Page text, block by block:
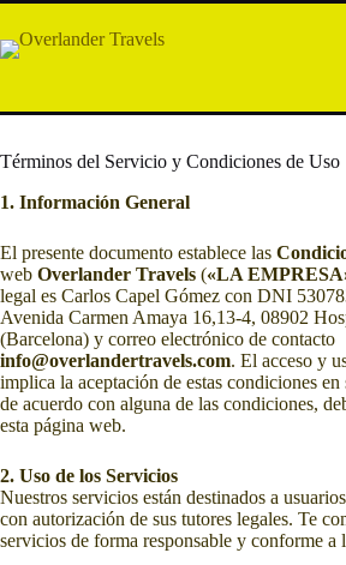
Saltar
contenido
Términos del Servicio y Condiciones de Uso
1. Información General
El presente documento establece las
web Overlander Travels («LA
legal es Carlos Capel Gómez con DNI
Avenida Carmen Amaya 16,13-4, 08902
(Barcelona) y correo electrónico de contacto
info@overlandertravels.com. El acceso y
implica la aceptación de estas condiciones
de acuerdo con alguna de las condiciones,
esta página web.
2. Uso de los Servicios
Nuestros servicios están destinados a
con autorización de sus tutores legales. Te
servicios de forma responsable y conforme a